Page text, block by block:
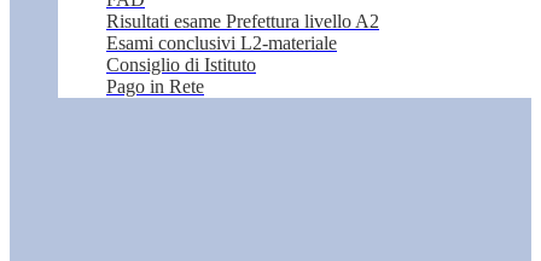
Risultati esame Prefettura livello A2
Esami conclusivi L2-materiale
Consiglio di Istituto
Pago in Rete